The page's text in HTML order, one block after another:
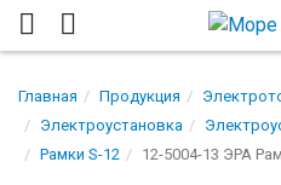
Главная Продукция
Электроустановка
Рамки S-12
12-5004-13 ЭРА